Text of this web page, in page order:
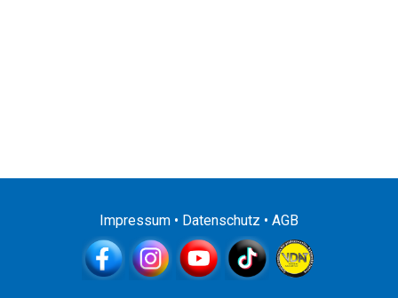
Impressum • Datenschutz • AGB